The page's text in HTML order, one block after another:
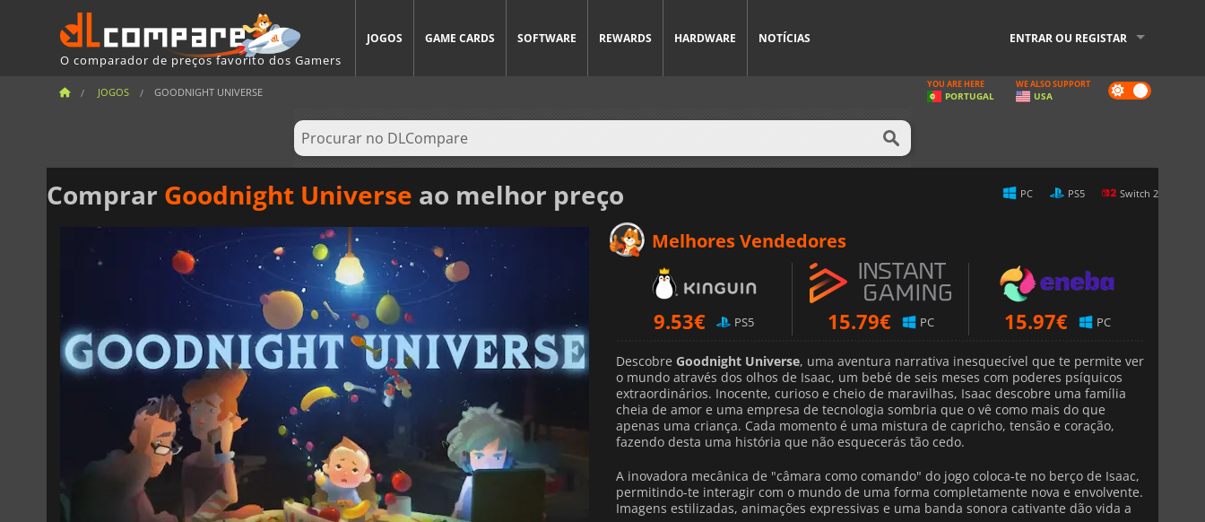
O comparador de preços favorito dos Gamers
JOGOS GAME CARDS SOFTWARE REWARDS HARDWARE NOTÍCIAS ENTRAR OU REGISTAR
JOGOS GOODNIGHT UNIVERSE Dark
mode
YOU ARE HERE
PORTUGAL
WE ALSO SUPPORT
USA
Comprar Goodnight Universe ao melhor preço PC PS5 Switch 2
Melhores Vendedores
9.53€ PS5 15.79€ PC 15.97€ PC
Descobre Goodnight Universe, uma aventura narrativa inesquecível que te permite ver
o mundo através dos olhos de Isaac, um bebé de seis meses com poderes psíquicos
extraordinários. Inocente, curioso e cheio de maravilhas, Isaac descobre uma família
cheia de amor e uma empresa de tecnologia sombria que o vê como mais do que
apenas uma criança. Cada momento é uma mistura de capricho, tensão e coração,
fazendo desta uma história que não esquecerás tão cedo.
A inovadora mecânica de "câmara como comando" do jogo coloca-te no berço de Isaac,
permitindo-te interagir com o mundo de uma forma completamente nova e envolvente.
Imagens estilizadas, animações expressivas e uma banda sonora cativante dão vida a